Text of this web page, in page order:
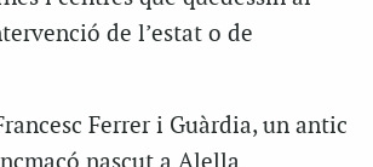
de l’estat o de
Ferrer i Guàrdia, un antic